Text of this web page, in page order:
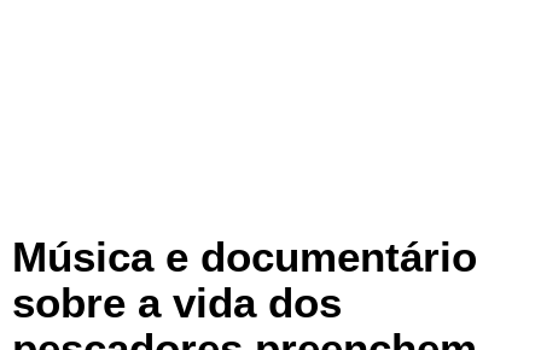
Música e documentário
sobre a vida dos